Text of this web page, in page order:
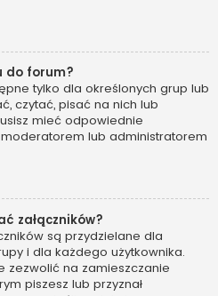
do forum?
tylko dla określonych grup lub
czytać, pisać na nich lub
mieć odpowiednie
lub administratorem
załączników?
są przydzielane dla
i dla każdego użytkownika.
zezwolić na zamieszczanie
piszesz lub przyznał